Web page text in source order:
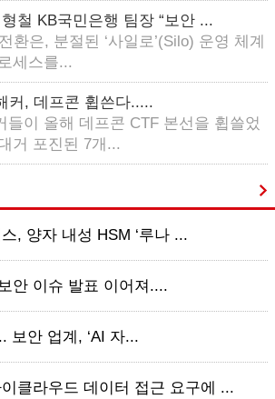
철 KB국민은행 팀장 “보안 ...
환은, 분절된 ‘사일로’(Silo) 운영 체계
세스를...
커, 데프콘 휩쓴다.....
들이 올해 데프콘 CTF 본선을 휩쓸었
거 포진된 7개...
, 양자 내성 HSM ‘루나 ...
안 이슈 발표 이어져....
보안 업계, ‘AI 자...
클라우드 데이터 접근 요구에 ...